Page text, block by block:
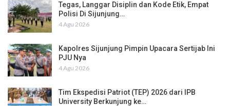
Tegas, Langgar Disiplin dan Kode Etik, Empat
Polisi Di Sijunjung…
4 Agu 2026
Kapolres Sijunjung Pimpin Upacara Sertijab Ini
PJU Nya
4 Agu 2026
Tim Ekspedisi Patriot (TEP) 2026 dari IPB
University Berkunjung ke…